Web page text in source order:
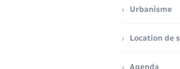
Urbanisme
Location de
Agenda